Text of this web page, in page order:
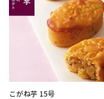
こがね芋 15号